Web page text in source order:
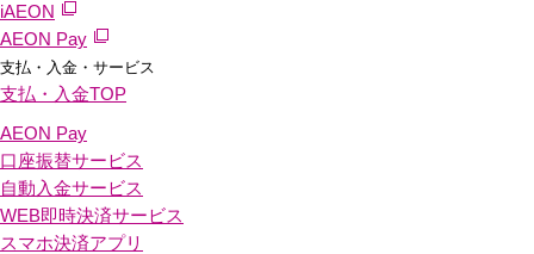
iAEON
AEON Pay
支払・入金・サービス
支払・入金TOP
AEON Pay
口座振替サービス
自動入金サービス
WEB即時決済サービス
スマホ決済アプリ